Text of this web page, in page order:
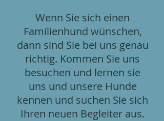
Wenn Sie sich einen
Familienhund wünschen,
dann sind Sie bei uns genau
richtig. Kommen Sie uns
besuchen und lernen sie
uns und unsere Hunde
kennen und suchen Sie sich
Ihren neuen Begleiter aus.